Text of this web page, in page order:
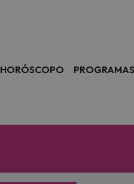
HORÓSCOPO PROGRAMAS